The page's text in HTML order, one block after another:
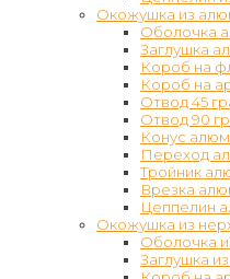
Окожушка из
Оболочка
Заглушка
Короб на
Короб на
Отвод 45
Отвод 90
Конус
Переход
Тройник
Врезка
Цеппелин
Окожушка из
Оболочка
Заглушка